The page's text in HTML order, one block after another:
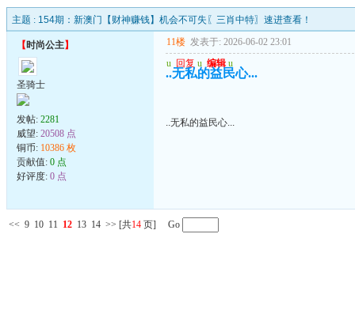
主题 : 154期：新澳门【财神赚钱】机会不可失〖三肖中特〗速进查看！
【时尚公主】
圣骑士
发帖: 2281
威望: 20508 点
铜币: 10386 枚
贡献值: 0 点
好评度: 0 点
11楼 发表于: 2026-06-02 23:01
u 回复 u 编辑 u
..无私的益民心...
..无私的益民心...
<< 9 10 11 12 13 14 >> [共14 页] Go